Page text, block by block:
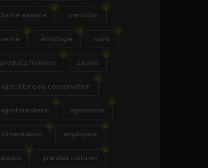
Santé animale
4
transition
4
vente
4
éthologie
3
ovins
3
produits fermiers
3
salarié
3
agriculture de conservation
2
agroforesterie
2
agronomie
2
Alimentation
2
employeur
2
équins
2
grandes cultures
2